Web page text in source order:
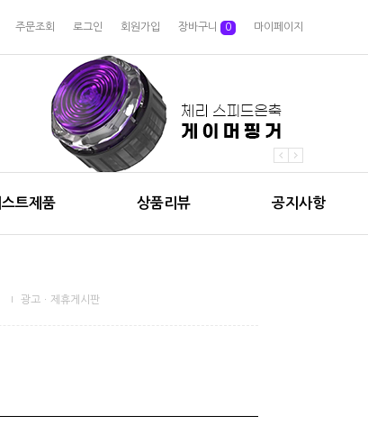
주문조회 로그인 회원가입 장바구니 0 마이페이지
스트제품 상품리뷰 공지사항
광고ㆍ제휴게시판